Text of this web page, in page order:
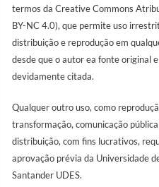
termos da Creative Commons
BY-NC 4.0), que permite uso
distribuição e reprodução em
desde que o autor ea fonte original
devidamente citada.
Qualquer outro uso, como
transformação, comunicação
distribuição, com fins lucrativos,
aprovação prévia da Universidade
Santander UDES.